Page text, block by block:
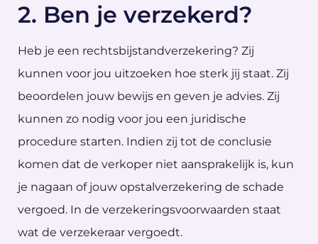
2. Ben je verzekerd?
Heb je een rechtsbijstandverzekering? Zij
kunnen voor jou uitzoeken hoe sterk jij staat. Zij
beoordelen jouw bewijs en geven je advies. Zij
kunnen zo nodig voor jou een juridische
procedure starten. Indien zij tot de conclusie
komen dat de verkoper niet aansprakelijk is, kun
je nagaan of jouw opstalverzekering de schade
vergoed. In de verzekeringsvoorwaarden staat
wat de verzekeraar vergoedt.